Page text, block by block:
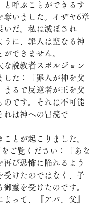
と呼ぶことができるす
奪いました。イザヤ6章
いだ。私は滅ぼされ
うに、罪人は聖なる神
できません。
な説教者スポルジョン
した：「罪人が神を父
まるで反逆者が王を父
のです。それは不可能
れは神への冒涜で
ことが起こりました。
ご覧ください：「あな
再び恐怖に陥れるよう
受けたのではなく、子
御霊を受けたのです。
って、『アバ、父』